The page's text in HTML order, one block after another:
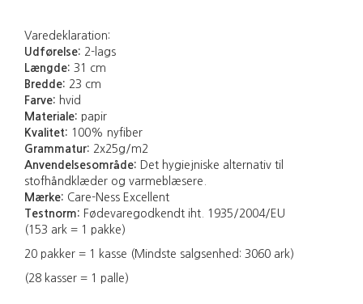
Varedeklaration:
Udførelse: 2-lags
Længde: 31 cm
Bredde: 23 cm
Farve: hvid
Materiale: papir
Kvalitet: 100% nyfiber
Grammatur: 2x25g/m2
Anvendelsesområde: Det hygiejniske alternativ til
stofhåndklæder og varmeblæsere.
Mærke: Care-Ness Excellent
Testnorm: Fødevaregodkendt iht. 1935/2004/EU
(153 ark = 1 pakke)
20 pakker = 1 kasse (Mindste salgsenhed: 3060 ark)
(28 kasser = 1 palle)